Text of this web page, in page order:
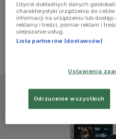
more
information)
Użycie dokładnych danych
charakterystyki urządzenia do
informacji na urządzeniu lub
reklamy i treści, pomiar reklam i
ulepszanie usług.
Lista partnerów (dostawców)
Ustawienia
Odrzucenie wszystkich